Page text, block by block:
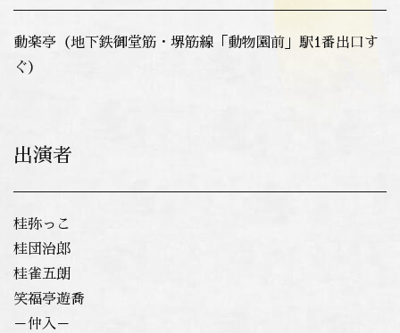
動楽亭（地下鉄御堂筋・堺筋線「動物園前」駅1番出口す
ぐ）
出演者
桂弥っこ
桂団治郎
桂雀五朗
笑福亭遊喬
－仲入－